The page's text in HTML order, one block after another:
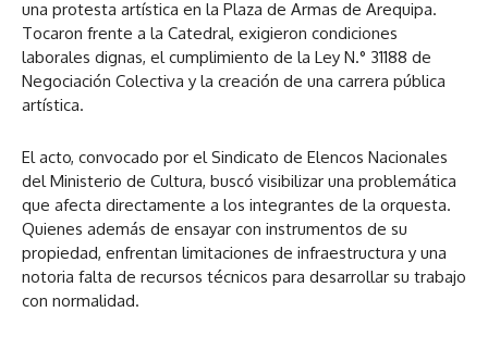
una protesta artística en la Plaza de Armas de Arequipa.
Tocaron frente a la Catedral, exigieron condiciones
laborales dignas, el cumplimiento de la Ley N.° 31188 de
Negociación Colectiva y la creación de una carrera pública
artística.
El acto, convocado por el Sindicato de Elencos Nacionales
del Ministerio de Cultura, buscó visibilizar una problemática
que afecta directamente a los integrantes de la orquesta.
Quienes además de ensayar con instrumentos de su
propiedad, enfrentan limitaciones de infraestructura y una
notoria falta de recursos técnicos para desarrollar su trabajo
con normalidad.